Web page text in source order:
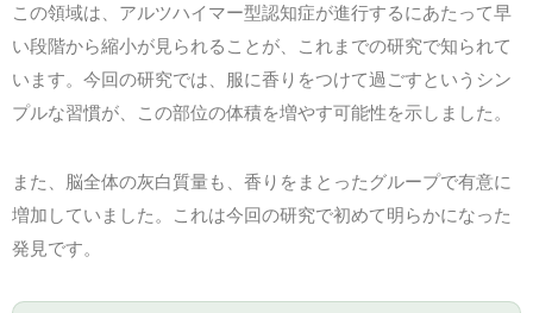
この領域は、アルツハイマー型認知症が進行するにあたって早
い段階から縮小が見られることが、これまでの研究で知られて
います。今回の研究では、服に香りをつけて過ごすというシン
プルな習慣が、この部位の体積を増やす可能性を示しました。
また、脳全体の灰白質量も、香りをまとったグループで有意に
増加していました。これは今回の研究で初めて明らかになった
発見です。